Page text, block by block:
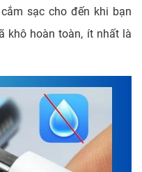
sạc cho đến khi bạn
khô hoàn toàn, ít nhất là